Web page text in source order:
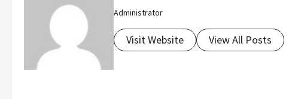
Administrator
Visit Website View All Posts